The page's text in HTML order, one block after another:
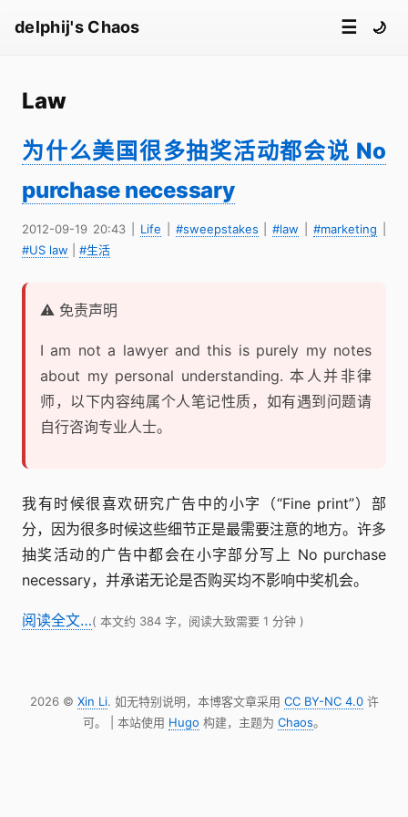
delphij's Chaos ☰ 🌙
Law
为什么美国很多抽奖活动都会说 No
purchase necessary
2012-09-19 20:43| Life #sweepstakes |#law |#marketing
#US law
#生活
⚠️ 免责声明
I am not a lawyer and this is purely my notes
about my personal understanding. 本人并非律
师，以下内容纯属个人笔记性质，如有遇到问题请
自行咨询专业人士。
我有时候很喜欢研究广告中的小字（“Fine print”）部
分，因为很多时候这些细节正是最需要注意的地方。许多
抽奖活动的广告中都会在小字部分写上 No purchase
necessary，并承诺无论是否购买均不影响中奖机会。
阅读全文…( 本文约 384 字，阅读大致需要 1 分钟 )
2026 © Xin Li. 如无特别说明，本博客文章采用 CC BY-NC 4.0许
可。 | 本站使用 Hugo 构建，主题为 Chaos。